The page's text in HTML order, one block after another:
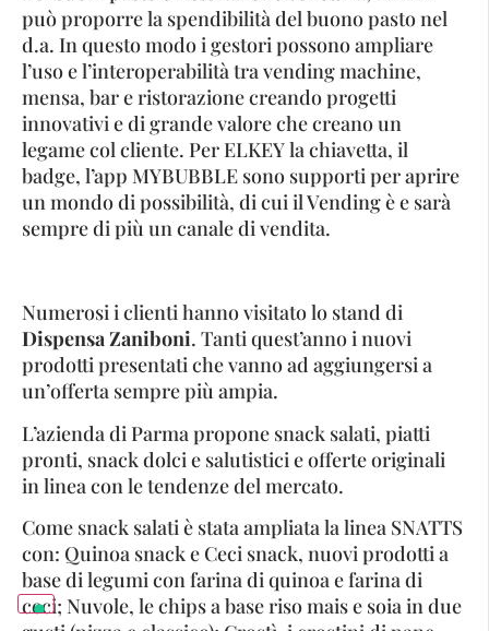
può proporre la spendibilità del buono pasto nel
d.a. In questo modo i gestori possono ampliare
l’uso e l’interoperabilità tra vending machine,
mensa, bar e ristorazione creando progetti
innovativi e di grande valore che creano un
legame col cliente. Per ELKEY la chiavetta, il
badge, l’app MYBUBBLE sono supporti per aprire
un mondo di possibilità, di cui il Vending è e sarà
sempre di più un canale di vendita.
Numerosi i clienti hanno visitato lo stand di
Dispensa Zaniboni. Tanti quest’anno i nuovi
prodotti presentati che vanno ad aggiungersi a
un’offerta sempre più ampia.
L’azienda di Parma propone snack salati, piatti
pronti, snack dolci e salutistici e offerte originali
in linea con le tendenze del mercato.
Come snack salati è stata ampliata la linea SNATTS
con: Quinoa snack e Ceci snack, nuovi prodotti a
base di legumi con farina di quinoa e farina di
ceci; Nuvole, le chips a base riso mais e soia in due